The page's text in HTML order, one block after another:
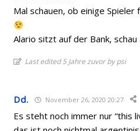
Mal schauen, ob einige
Alario sitzt auf der Bank, schau
Last edited 5 Jahre zuvor by psi
Dd. November 26, 2020 20:27
Es steht noch immer nur “this